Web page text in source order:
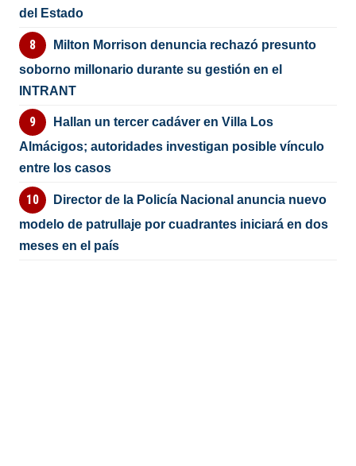
del Estado
Milton Morrison denuncia rechazó presunto
soborno millonario durante su gestión en el
INTRANT
Hallan un tercer cadáver en Villa Los
Almácigos; autoridades investigan posible vínculo
entre los casos
Director de la Policía Nacional anuncia nuevo
modelo de patrullaje por cuadrantes iniciará en dos
meses en el país